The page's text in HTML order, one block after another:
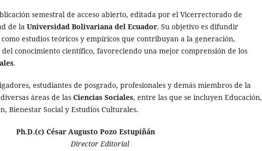
semestral de acceso abierto, editada por el Vicerrectorado de
de la Universidad Bolivariana del Ecuador. Su objetivo es difundir
estudios teóricos y empíricos que contribuyan a la generación,
conocimiento científico, favoreciendo una mejor comprensión de los
.
estudiantes de posgrado, profesionales y demás miembros de la
áreas de las Ciencias Sociales, entre las que se incluyen Educación,
Bienestar Social y Estudios Culturales.
César Augusto Pozo Estupiñán
Editorial